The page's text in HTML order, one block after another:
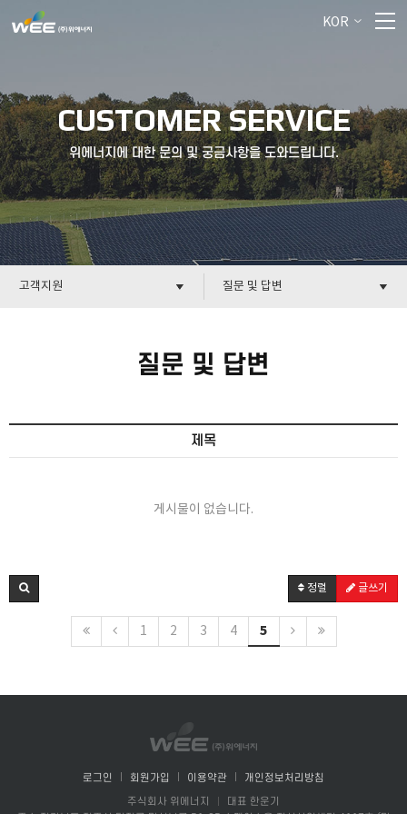
KOR
CUSTOMER SERVICE
위에너지에 대한 문의 및 궁금사항을 도와드립니다.
고객지원 질문 및 답변
질문 및 답변
제목
게시물이 없습니다.
정렬 글쓰기
1 2 3 4 5
로그인 회원가입 이용약관
개인정보처리방침
주식회사 위에너지
대표 한운기